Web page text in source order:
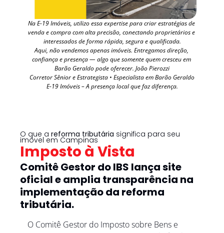
Na E-19 Imóveis, utilizo essa expertise para criar estratégias de
venda e compra com alta precisão, conectando proprietários e
interessados de forma rápida, segura e qualificada.
Aqui, não vendemos apenas imóveis. Entregamos direção,
confiança e presença — algo que somente quem cresceu em
Barão Geraldo pode oferecer. João Pierozzi
Corretor Sênior e Estrategista • Especialista em Barão Geraldo
E-19 Imóveis – A presença local que faz diferença.
O que a reforma tributária significa para seu
imóvel em Campinas
Imposto à Vista
Comitê Gestor do IBS lança site
oficial e amplia transparência na
implementação da reforma
tributária.
O Comitê Gestor do Imposto sobre Bens e